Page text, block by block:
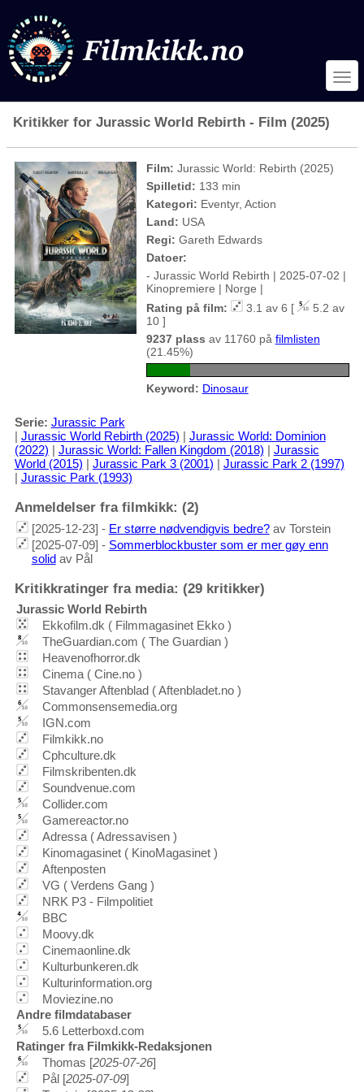
Kritikker for Jurassic World Rebirth - Film (2025)
Film: Jurassic World: Rebirth (2025)
Spilletid: 133 min
Kategori: Eventyr, Action
Land: USA
Regi: Gareth Edwards
Datoer:
- Jurassic World Rebirth | 2025-07-02 |
Kinopremiere | Norge |
Rating på film:
3.1 av 6 [
5.2 av
10 ]
9237 plass av 11760 på filmlisten
(21.45%)
Keyword: Dinosaur
Serie: Jurassic Park
| Jurassic World Rebirth (2025) | Jurassic World: Dominion
(2022) | Jurassic World: Fallen Kingdom (2018) | Jurassic
World (2015) | Jurassic Park 3 (2001) | Jurassic Park 2 (1997)
| Jurassic Park (1993)
Anmeldelser fra filmkikk: (2)
[2025-12-23] - Er større nødvendigvis bedre?av Torstein
[2025-07-09] - Sommerblockbuster som er mer gøy enn
solidav Pål
Kritikkratinger fra media: (29 kritikker)
Jurassic World Rebirth
Ekkofilm.dk ( Filmmagasinet Ekko )
TheGuardian.com ( The Guardian )
Heavenofhorror.dk
Cinema ( Cine.no )
Stavanger Aftenblad ( Aftenbladet.no )
Commonsensemedia.org
IGN.com
Filmkikk.no
Cphculture.dk
Filmskribenten.dk
Soundvenue.com
Collider.com
Gamereactor.no
Adressa ( Adressavisen )
Kinomagasinet ( KinoMagasinet )
Aftenposten
VG ( Verdens Gang )
NRK P3 - Filmpolitiet
BBC
Moovy.dk
Cinemaonline.dk
Kulturbunkeren.dk
Kulturinformation.org
Moviezine.no
Andre filmdatabaser
5.6 Letterboxd.com
Ratinger fra Filmkikk-Redaksjonen
Thomas [2025-07-26]
Pål [2025-07-09]